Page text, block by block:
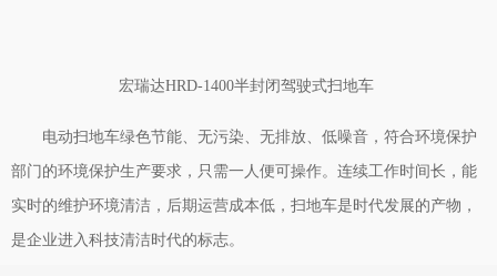
宏瑞达HRD-1400半封闭驾驶式扫地车
电动扫地车绿色节能、无污染、无排放、低噪音，符合环境保护
部门的环境保护生产要求，只需一人便可操作。连续工作时间长，能
实时的维护环境清洁，后期运营成本低，扫地车是时代发展的产物，
是企业进入科技清洁时代的标志。